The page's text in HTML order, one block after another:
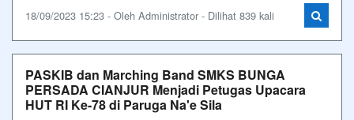
18/09/2023 15:23 - Oleh Administrator - Dilihat 839 kali
PASKIB dan Marching Band SMKS BUNGA
PERSADA CIANJUR Menjadi Petugas Upacara
HUT RI Ke-78 di Paruga Na'e Sila